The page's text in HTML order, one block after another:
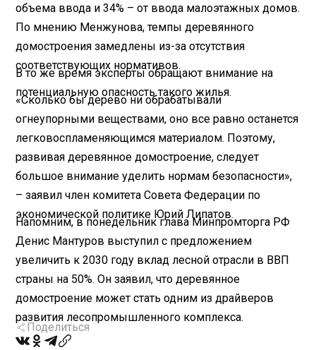
объема ввода и 34% – от ввода малоэтажных домов.
По мнению Менжунова, темпы деревянного
домостроения замедлены из-за отсутствия
соответствующих нормативов.
В то же время эксперты обращают внимание на
потенциальную опасность такого жилья.
«Сколько бы дерево ни обрабатывали
огнеупорными веществами, оно все равно останется
легковоспламеняющимся материалом. Поэтому,
развивая деревянное домостроение, следует
большое внимание уделить нормам безопасности»,
– заявил член комитета Совета Федерации по
экономической политике Юрий Липатов.
Напомним, в понедельник глава Минпромторга РФ
Денис Мантуров выступил с предложением
увеличить к 2030 году вклад лесной отрасли в ВВП
страны на 50%. Он заявил, что деревянное
домостроение может стать одним из драйверов
развития лесопромышленного комплекса.
Поделиться